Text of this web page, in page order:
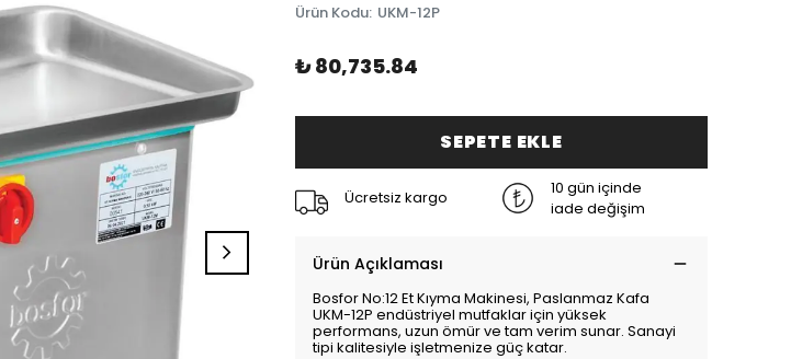
Ürün Kodu: UKM-12P
₺ 80,735.84
SEPETE EKLE
Ücretsiz kargo
10 gün içinde
iade değişim
Ürün Açıklaması
Bosfor No:12 Et Kıyma Makinesi, Paslanmaz Kafa
UKM-12P endüstriyel mutfaklar için yüksek
performans, uzun ömür ve tam verim sunar. Sanayi
tipi kalitesiyle işletmenize güç katar.